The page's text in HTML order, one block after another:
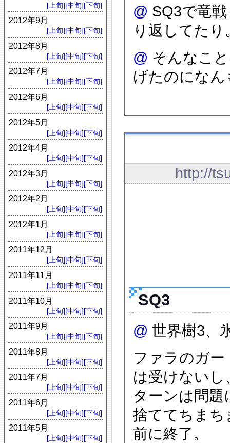
@ SQ3で竜
り返してたり
@ そんなこ
げたのにな
http://
SQ3
@ 世界樹3、
ファラのガ
は受けない
ターンは問
捨ててちま
前に終了。
[上旬][中旬][下旬]
2012年9月
[上旬][中旬][下旬]
2012年8月
[上旬][中旬][下旬]
2012年7月
[上旬][中旬][下旬]
2012年6月
[上旬][中旬][下旬]
2012年5月
[上旬][中旬][下旬]
2012年4月
[上旬][中旬][下旬]
2012年3月
[上旬][中旬][下旬]
2012年2月
[上旬][中旬][下旬]
2012年1月
[上旬][中旬][下旬]
2011年12月
[上旬][中旬][下旬]
2011年11月
[上旬][中旬][下旬]
2011年10月
[上旬][中旬][下旬]
2011年9月
[上旬][中旬][下旬]
2011年8月
[上旬][中旬][下旬]
2011年7月
[上旬][中旬][下旬]
2011年6月
[上旬][中旬][下旬]
2011年5月
[上旬][中旬][下旬]